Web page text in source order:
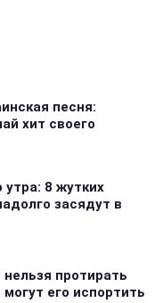
песня:
хит своего
8 жутких
засядут в
протирать
его испортить